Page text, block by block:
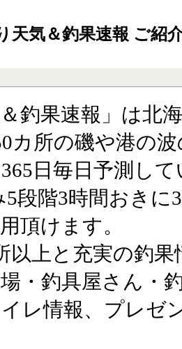
天気＆釣果速報 ご紹
＆釣果速報」は北
カ所の磯や港の
日毎日予測し
5段階3時間おきに
頂けます。
以上と充実の釣果
・釣具屋さん・
レ情報、プレゼ